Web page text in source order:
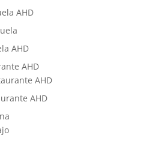
AHD
AHD
AHD
AHD
AHD